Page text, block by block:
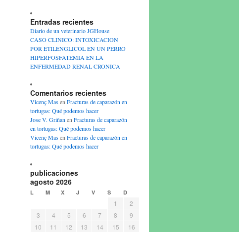
Entradas recientes
Diario de un veterinario JGHouse
CASO CLINICO: INTOXICACION
POR ETILENGLICOL EN UN PERRO
HIPERFOSFATEMIA EN LA
ENFERMEDAD RENAL CRONICA
Comentarios recientes
Vicenç Masen Fracturas de caparazón en
tortugas: Qué podemos hacer
Jose V. Griñan en Fracturas de caparazón
en tortugas: Qué podemos hacer
Vicenç Masen Fracturas de caparazón en
tortugas: Qué podemos hacer
publicaciones
agosto 2026
L M X J V S D
1
2
3
4 5 6 7 8
9
10
11 12 13 14 15
16